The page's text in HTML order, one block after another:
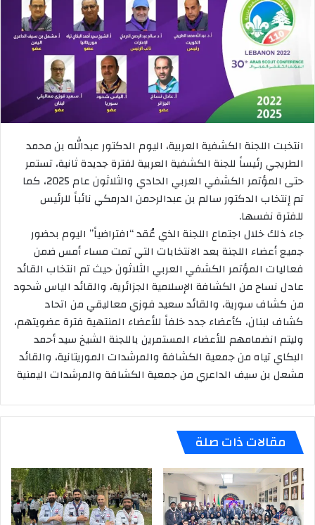
انتخبت اللجنة الكشفية العربية، اليوم الدكتور عبدالله بن محمد
الطريجي رئيساً للجنة الكشفية العربية لفترة جديدة ثانية، تستمر
حتى المؤتمر الكشفي العربي الحادي والثلاثون عام 2025، كما
تم إنتخاب الدكتور سالم بن عبدالرحمن الدرمكي نائباً للرئيس
للفترة نفسها.
جاء ذلك خلال اجتماع اللجنة الذي عُقد “افتراضياً” اليوم بحضور
جميع أعضاء اللجنة بعد الانتخابات التي تمت مساء أمس ضمن
فعاليات المؤتمر الكشفي العربي الثلاثون حيث تم انتخاب القائد
عادل نساح من الكشافة الإسلامية الجزائرية، والقائد الياس شحود
من كشاف سورية، والقائد سعيد فوزي معاليقي من اتحاد
كشاف لبنان، كأعضاء جدد خلفاً للأعضاء المنتهية فترة عضويتهم،
وليتم انضمامهم للأعضاء المستمرين باللجنة الشيخ سيد أحمد
البكاي تياه من جمعية الكشافة والمرشدات الموريتانية، والقائد
مشعل بن سيف الداعري من جمعية الكشافة والمرشدات اليمنية
مقالات ذات صلة